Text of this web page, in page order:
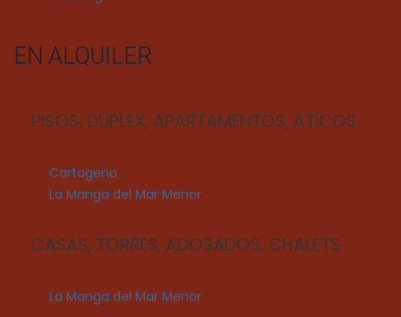
EN ALQUILER
PISOS, DÚPLEX, APARTAMENTOS, ÁTICOS
Cartagena
La Manga del Mar Menor
CASAS, TORRES, ADOSADOS, CHALETS
La Manga del Mar Menor